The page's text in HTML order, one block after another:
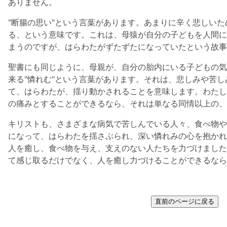
ありません。
"断腸の思い"という言葉があります。あまりに辛く悲しい
る、という意味です。これは、母猿が自分の子どもを人間
まうのですが、はらわたがずたずたになっていたという故
聖書にも同じように、母親が、自分の胎内にいる子どもの
来る"憐れむ"という言葉があります。それは、悲しみや苦
て、はらわたが、揺り動かされることを意味します。わた
の痛みとすることができるなら、それは単なる同情以上の
キリストも、さまざまな病気で苦しんでいる人々、食べ物
になって、はらわたを揺さぶられ、深い憐れみの心を抱か
人を癒し、食べ物を与え、支えのない人たちを力づけまし
て感じ取るだけでなく、人を癒し力づけることができるな